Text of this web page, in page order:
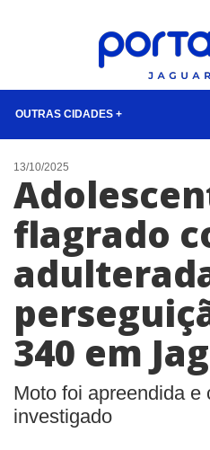
OUTRAS CIDADES +
NOTÍCIAS
LISTA DIGITAL
CONTATO
ANUNCIE
13/10/2025
flagrado
340 em
Moto foi apreendida e
investigado